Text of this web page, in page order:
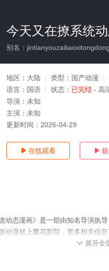
今天又在撩系统
别名：
地区： 大陆 类型： 国产动漫
语言： 国语 状态： 已完结 - 高
导演： 未知
主演： 未知
更新时间： 2026-04-29
 在线观看 
动态漫画》是一部由知名导演执
动漫就上飘花影院，更多相关信
 展开全